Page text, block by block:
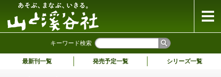
キーワード検索
最新刊一覧 発売予定一覧 シリーズ一覧